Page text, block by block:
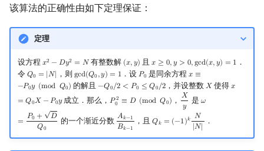
该算法的正确性由如下定理保证：
定理
设方程 𝑥2 − 𝐷𝑦2 = 𝑁
x2 −D y2=N 有整数解 (𝑥,𝑦)
(x,y) 且𝑥 ≥ 0,𝑦 > 0,gcd(𝑥,𝑦) = 1
x≥0, y>0,gcd(x,y)=1
．
令 𝑄0 = |𝑁|
Q0 =|N | ，则 gcd(𝑄0 ,𝑦) = 1
gcd(Q0 ,y)= 1 ．设𝑃0
P0 是同余方程 𝑥 ≡
−𝑃0𝑦 (mod 𝑄0)
x≡−P
的解且 −𝑄0/2 < 𝑃0 ≤ 𝑄0/2
−Q0/2< P0 ≤Q 0/2 ，并设整数𝑋
X 使得𝑥
= 𝑄0𝑋 −𝑃0𝑦
x=
成立．那么，𝑃2
0 ≡ 𝐷 (mod 𝑄0)
P02 ≡D(modQ0 ) ， 𝑋
𝑦
Xy 是 𝜔
= 𝑃0 +
√
𝐷
𝑄0
ω
的一个渐近分数 𝐴𝑘−1
𝐵𝑘−1
Ak−1B k− 1
，且𝑄𝑘 = (−1)𝑘 𝑁
|𝑁|
Qk =(− 1)kN|N| ．